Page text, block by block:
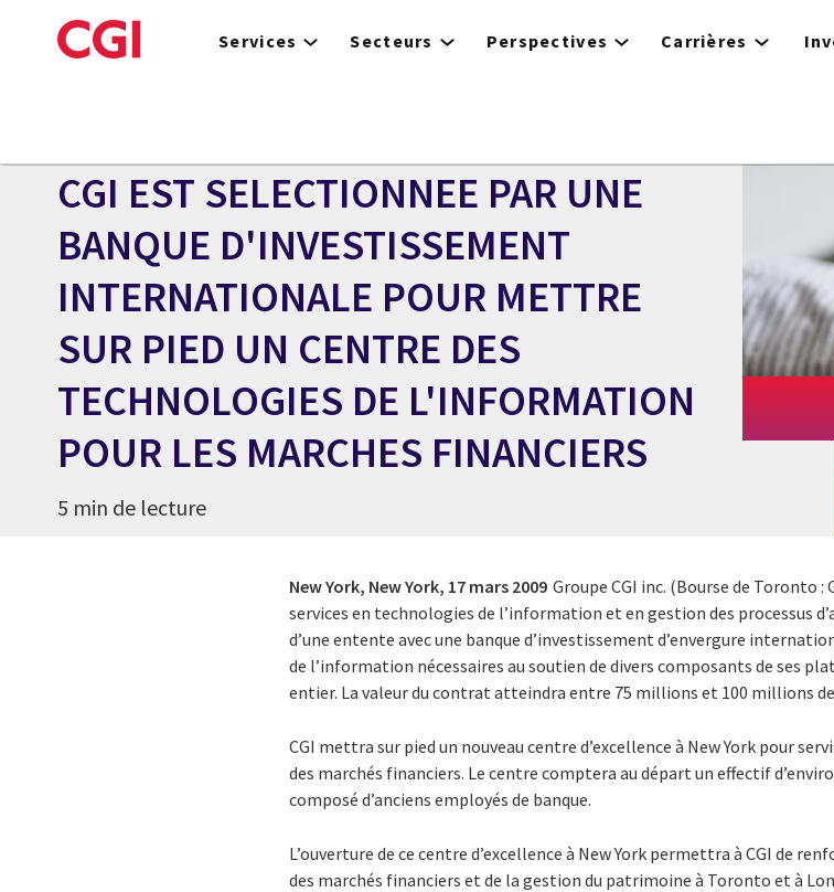
to
Services Secteurs Perspectives Carrières
CGI EST SELECTIONNEE PAR UNE
BANQUE D'INVESTISSEMENT
INTERNATIONALE POUR METTRE
SUR PIED UN CENTRE DES
TECHNOLOGIES DE L'INFORMATION
POUR LES MARCHES FINANCIERS
5 min de lecture
New York, New York, 17 mars 2009 Groupe CGI inc. (Bourse de Toronto :
services en technologies de l’information et en gestion des processus
d’une entente avec une banque d’investissement d’envergure
de l’information nécessaires au soutien de divers composants de ses
entier. La valeur du contrat atteindra entre 75 millions et 100 millions de
CGI mettra sur pied un nouveau centre d’excellence à New York pour
des marchés financiers. Le centre comptera au départ un effectif
composé d’anciens employés de banque.
L’ouverture de ce centre d’excellence à New York permettra à CGI de
des marchés financiers et de la gestion du patrimoine à Toronto et à